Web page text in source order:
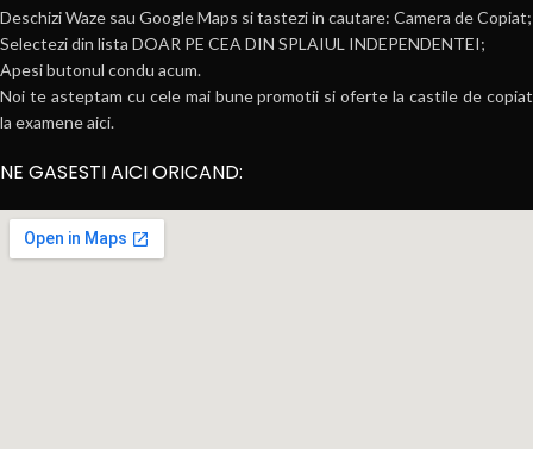
Deschizi Waze sau Google Maps si tastezi in cautare: Camera de Copiat;
Selectezi din lista DOAR PE CEA DIN SPLAIUL INDEPENDENTEI;
Apesi butonul condu acum.
Noi te asteptam cu cele mai bune promotii si oferte la castile de copiat
la examene aici.
NE GASESTI AICI ORICAND: